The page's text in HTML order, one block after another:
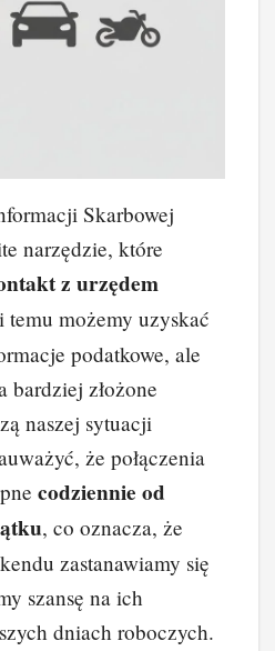
Skarbowej
narzędzie, które
z urzędem
temu możemy uzyskać
podatkowe, ale
bardziej złożone
naszej sytuacji
że połączenia
codziennie od
, co oznacza, że
zastanawiamy się
szansę na ich
dniach roboczych.